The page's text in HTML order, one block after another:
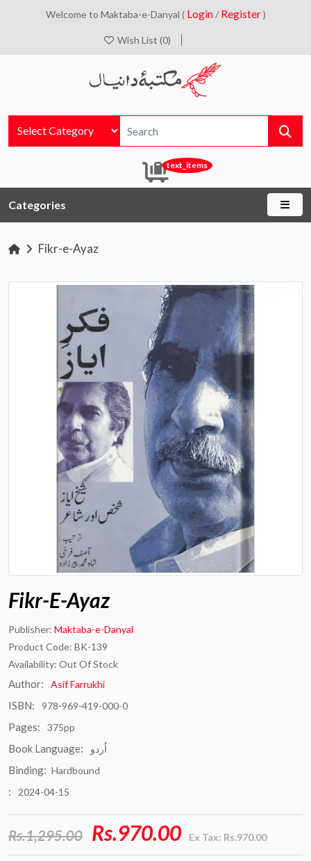
Welcome to Maktaba-e-Danyal ( Login / Register )
Wish List (0)
text_items
Categories
Fikr-e-Ayaz
Fikr-E-Ayaz
Publisher: Maktaba-e-Danyal
Product Code: BK-139
Availability: Out Of Stock
Author: Asif Farrukhi
ISBN: 978-969-419-000-0
Pages: 375pp
Book Language: اُردو
Binding: Hardbound
: 2024-04-15
Rs.1,295.00 Rs.970.00 Ex Tax: Rs.970.00